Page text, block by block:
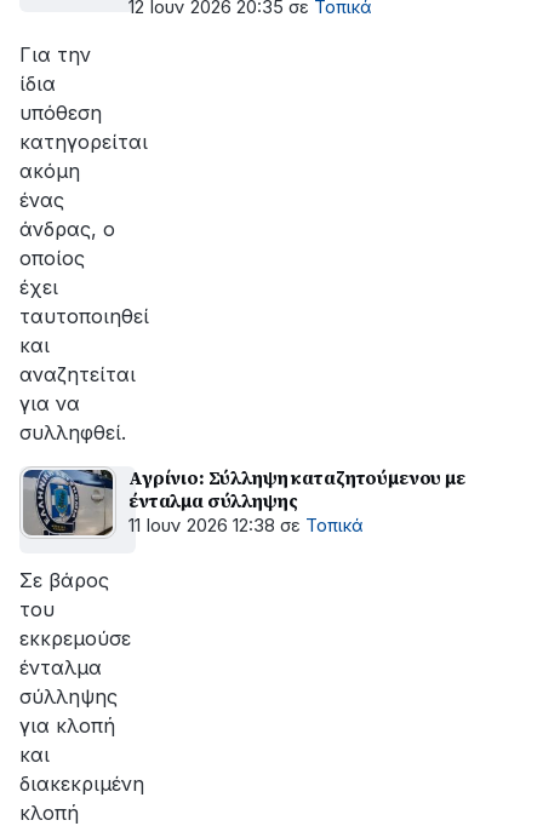
12 Ιουν 2026 20:35 σε Τοπικά
Για την
ίδια
υπόθεση
κατηγορείται
ακόμη
ένας
άνδρας, ο
οποίος
έχει
ταυτοποιηθεί
και
αναζητείται
για να
συλληφθεί.
Αγρίνιο: Σύλληψη καταζητούμενου με
ένταλμα σύλληψης
11 Ιουν 2026 12:38 σε Τοπικά
Σε βάρος
του
εκκρεμούσε
ένταλμα
σύλληψης
για κλοπή
και
διακεκριμένη
κλοπή